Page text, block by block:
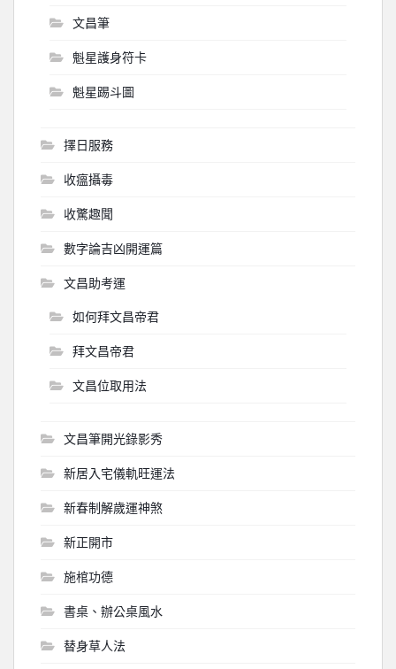
文昌筆
魁星護身符卡
魁星踢斗圖
擇日服務
收瘟攝毒
收驚趣聞
數字論吉凶開運篇
文昌助考運
如何拜文昌帝君
拜文昌帝君
文昌位取用法
文昌筆開光錄影秀
新居入宅儀軌旺運法
新春制解歲運神煞
新正開市
施棺功德
書桌、辦公桌風水
替身草人法